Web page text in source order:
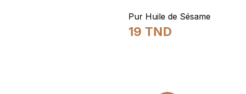
Pur Huile de Sésame
19 TND